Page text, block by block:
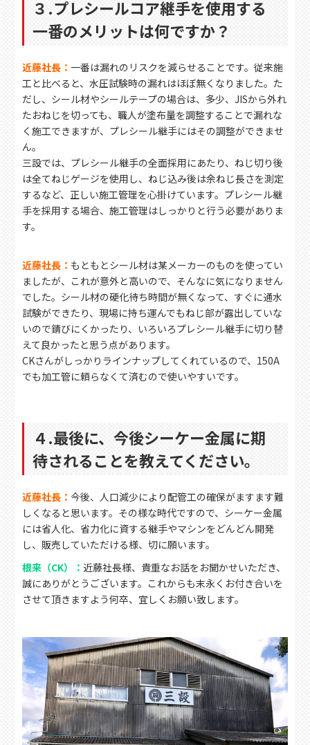
３.プレシールコア継手を使用する
一番のメリットは何ですか？
近藤社長： 一番は漏れのリスクを減らせることです。従来施
工と比べると、水圧試験時の漏れはほぼ無くなりました。た
だし、シール材やシールテープの場合は、多少、JISから外れ
たおねじを切っても、職人が塗布量を調整することで漏れな
く施工できますが、プレシール継手にはその調整ができませ
ん。
三設では、プレシール継手の全面採用にあたり、ねじ切り後
は全てねじゲージを使用し、ねじ込み後は余ねじ長さを測定
するなど、正しい施工管理を心掛けています。プレシール継
手を採用する場合、施工管理はしっかりと行う必要がありま
す。
近藤社長： もともとシール材は某メーカーのものを使ってい
ましたが、これが意外と高いので、そんなに気になりません
でした。シール材の硬化待ち時間が無くなって、すぐに通水
試験ができたり、現場に持ち運んでもねじ部が露出していな
いので錆びにくかったり、いろいろプレシール継手に切り替
えて良かったと思う点があります。
CKさんがしっかりラインナップしてくれているので、150A
でも加工管に頼らなくて済むので使いやすいです。
４.最後に、今後シーケー金属に期
待されることを教えてください。
近藤社長：今後、人口減少により配管工の確保がますます難
しくなると思います。その様な時代ですので、シーケー金属
には省人化、省力化に資する継手やマシンをどんどん開発
し、販売していただける様、切に願います。
根来（CK）： 近藤社長様、貴重なお話をお聞かせいただき、
誠にありがとうございます。これからも末永くお付き合いを
させて頂きますよう何卒、宜しくお願い致します。